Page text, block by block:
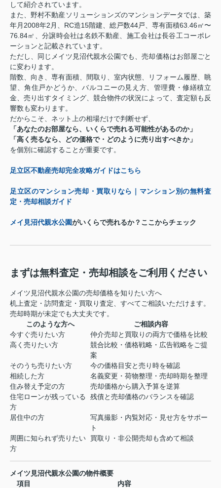
して紹介されています。
また、野村不動産ソリューションズのマンションデータでは、築
年月2008年2月、RC造15階建、総戸数44戸、専有面積63.46㎡〜
76.84㎡、分譲時会社は名鉄不動産、施工会社は長谷工コーポレ
ーションと記載されています。
ただし、同じメイツ見沼代親水公園でも、売却価格はお部屋ごと
に変わります。
階数、向き、専有面積、間取り、室内状態、リフォーム履歴、眺
望、角住戸かどうか、バルコニーの見え方、管理費・修繕積立
金、売り出すタイミング、競合物件の状況によって、査定額も反
響数も変わります。
だからこそ、ネット上の相場だけで判断せず、
「あなたのお部屋なら、いくらで売れる可能性があるのか」
「高く売るなら、どの価格で・どのように売り出すべきか」
を個別に確認することが重要です。
足立区不動産売却完全攻略ガイドはこちら
足立区のマンション売却・買取りなら｜マンション別の無料査
定・売却相談ガイド
メイ見沼代親水公園がいくらで売れるか？ここからチェック
まずは無料査定・売却相談をご利用ください
メイツ見沼代親水公園の売却価格を知りたい方へ
机上査定・訪問査定・買取り査定、すべてご相談いただけます。
売却時期が未定でも大丈夫です。
このような方へ
ご相談内容
今すぐ売りたい方
仲介売却と買取りの両方で価格を比較
高く売りたい方
競合比較・価格戦略・広告戦略をご提
案
そのうち売りたい方
今の価格目安と売り時を確認
相続した方
名義変更・荷物整理・売却時期を整理
住み替え予定の方
売却価格から購入予算を逆算
住宅ローンが残っている
方
残債と売却価格のバランスを確認
居住中の方
写真撮影・内覧対応・見せ方をサポー
ト
周囲に知られず売りたい
方
買取り・非公開売却も含めて相談
メイツ見沼代親水公園の物件概要
項目
内容